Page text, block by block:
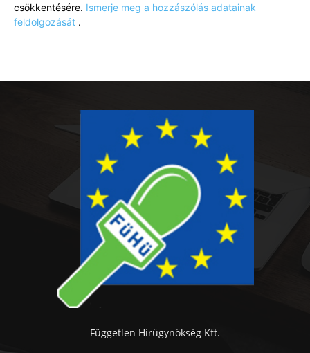
csökkentésére. Ismerje meg a hozzászólás adatainak
feldolgozását .
Független Hírügynökség Kft.